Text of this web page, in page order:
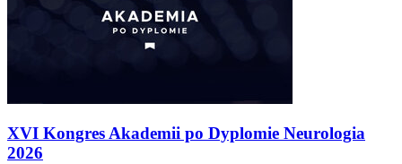
XVI Kongres Akademii po Dyplomie Neurologia
2026